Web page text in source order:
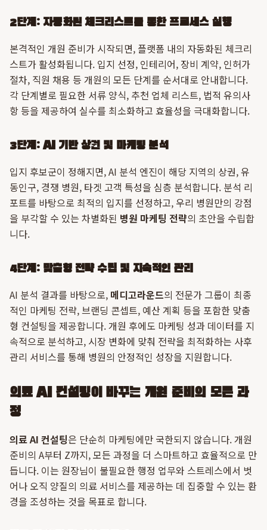
2단계: 자동화된 체크리스트를 통한 프로세스 실행
본격적인 개원 준비가 시작되면, 플랫폼 내의 자동화된 체크리
스트가 활성화됩니다. 입지 선정, 인테리어, 장비 계약, 인허가
절차, 직원 채용 등 개원의 모든 단계를 순서대로 안내합니다.
각 단계별로 필요한 서류 양식, 추천 업체 리스트, 법적 유의사
항 등을 제공하여 실수를 최소화하고 효율성을 극대화합니다.
3단계: AI 기반 상권 및 마케팅 분석
입지 후보군이 정해지면, AI 분석 엔진이 해당 지역의 상권, 유
동인구, 경쟁 병원, 타겟 고객 특성을 심층 분석합니다. 분석 리
포트를 바탕으로 최적의 입지를 선정하고, 우리 병원만의 강점
을 부각할 수 있는 차별화된 병원 마케팅 전략의 초안을 수립합
니다.
4단계: 맞춤형 전략 수립 및 지속적인 관리
AI 분석 결과를 바탕으로, 메디고라운드의 전문가 그룹이 최종
적인 마케팅 전략, 브랜딩 콘셉트, 예산 계획 등을 포함한 맞춤
형 컨설팅을 제공합니다. 개원 후에도 마케팅 성과 데이터를 지
속적으로 분석하고, 시장 변화에 맞춰 전략을 최적화하는 사후
관리 서비스를 통해 병원의 안정적인 성장을 지원합니다.
의료 AI 컨설팅이 바꾸는 개원 준비의 모든 과
정
의료 AI 컨설팅은 단순히 마케팅에만 국한되지 않습니다. 개원
준비의 A부터 Z까지, 모든 과정을 더 스마트하고 효율적으로 만
듭니다. 이는 원장님이 불필요한 행정 업무와 스트레스에서 벗
어나 오직 양질의 의료 서비스를 제공하는 데 집중할 수 있는 환
경을 조성하는 것을 목표로 합니다.